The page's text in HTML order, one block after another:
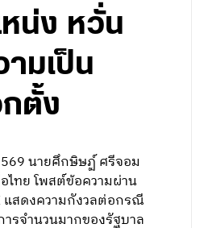
น่ง หวั่น
มเป็น
กตั้ง
นายศึกษิษฏ์ ศรีจอม
ไทย โพสต์ข้อความผ่าน
แสดงความกังวลต่อกรณี
ารจำนวนมากของรัฐบาล